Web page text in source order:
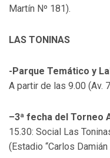
Martín Nº 181).
LAS TONINAS
-Parque Temático y
A partir de las 9.00 (Av.
–3ª fecha del Torneo
15.30: Social Las
(Estadio “Carlos